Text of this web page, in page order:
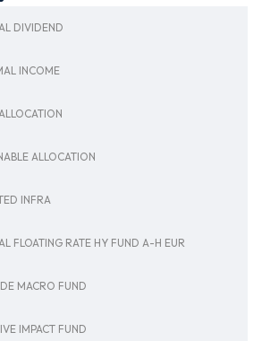
DIVIDEND
INCOME
ALLOCATION
INFRA
FLOATING RATE HY FUND A-H EUR
MACRO FUND
IMPACT FUND